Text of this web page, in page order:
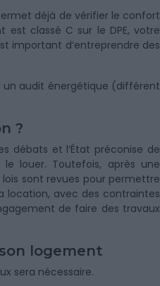
déjà de vérifier le confort
classé C sur le DPE, votre
important d’entreprendre des
un audit énergétique (différent
?
débats et l’État préconise de
louer. Toutefois, après une
sont revues pour permettre
location, avec des contraintes
de faire des travaux
logement
sera nécessaire.